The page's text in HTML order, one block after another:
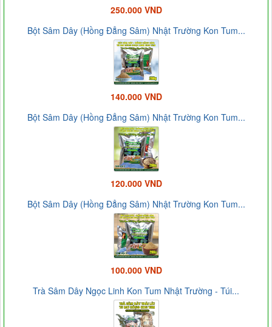
250.000 VND
Bột Sâm Dây (Hồng Đẳng Sâm) Nhật Trường Kon Tum...
140.000 VND
Bột Sâm Dây (Hồng Đẳng Sâm) Nhật Trường Kon Tum...
120.000 VND
Bột Sâm Dây (Hồng Đẳng Sâm) Nhật Trường Kon Tum...
100.000 VND
Trà Sâm Dây Ngọc Linh Kon Tum Nhật Trường - Túi...